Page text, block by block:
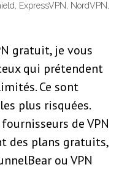
ExpressVPN, NordVPN,
gratuit, je vous
qui prétendent
Ce sont
plus risquées.
de VPN
des plans gratuits,
ou VPN